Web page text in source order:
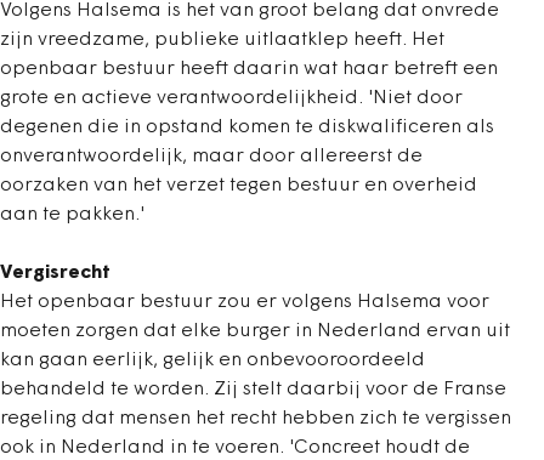
Volgens Halsema is het van groot belang dat onvrede
zijn vreedzame, publieke uitlaatklep heeft. Het
openbaar bestuur heeft daarin wat haar betreft een
grote en actieve verantwoordelijkheid. 'Niet door
degenen die in opstand komen te diskwalificeren als
onverantwoordelijk, maar door allereerst de
oorzaken van het verzet tegen bestuur en overheid
aan te pakken.'
Vergisrecht
Het openbaar bestuur zou er volgens Halsema voor
moeten zorgen dat elke burger in Nederland ervan uit
kan gaan eerlijk, gelijk en onbevooroordeeld
behandeld te worden. Zij stelt daarbij voor de Franse
regeling dat mensen het recht hebben zich te vergissen
ook in Nederland in te voeren. 'Concreet houdt de